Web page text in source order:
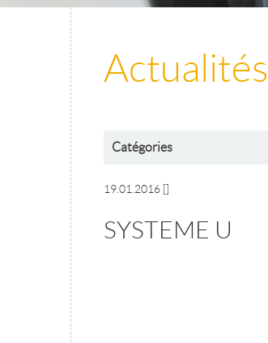
Actualités
Catégories
19.01.2016 []
SYSTEME U